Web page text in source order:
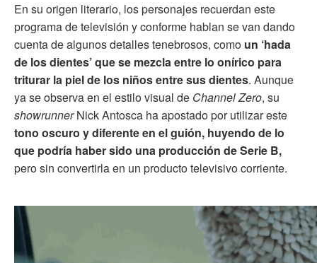
En su origen literario, los personajes recuerdan este
programa de televisión y conforme hablan se van dando
cuenta de algunos detalles tenebrosos, como un ‘hada
de los dientes’ que se mezcla entre lo onírico para
triturar la piel de los niños entre sus dientes. Aunque
ya se observa en el estilo visual de Channel Zero, su
showrunnerNick Antosca ha apostado por utilizar este
tono oscuro y diferente en el guión, huyendo de lo
que podría haber sido una producción de Serie B,
pero sin convertirla en un producto televisivo corriente.